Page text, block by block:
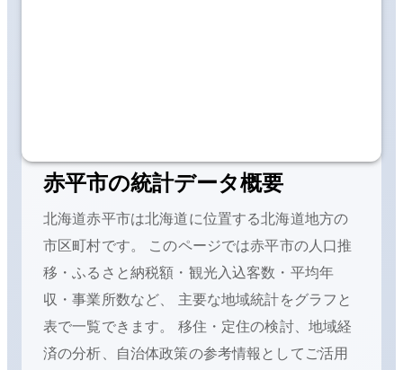
赤平市の統計データ概要
北海道赤平市は北海道に位置する北海道地方の
市区町村です。 このページでは赤平市の人口推
移・ふるさと納税額・観光入込客数・平均年
収・事業所数など、 主要な地域統計をグラフと
表で一覧できます。 移住・定住の検討、地域経
済の分析、自治体政策の参考情報としてご活用